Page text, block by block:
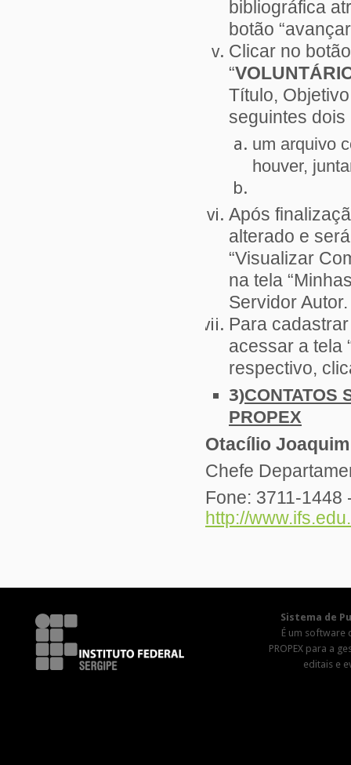
bibliográfica
botão
Clicar no
“
Título,
seguintes dois
um arquivo
houver,
Após
alterado e
“Visualizar
na tela
Servidor Autor.
Para
acessar a tela
respectivo,
3)CONTATOS
PROPEX
Otacílio
Chefe
Fone: 3711-1448
http://
Sistema de
É um software
PROPEX para a
editais e